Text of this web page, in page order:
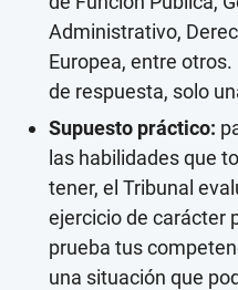
Administrativo,
Europea, entre
de respuesta, solo
Supuesto práctico:
las habilidades que
tener, el Tribunal
ejercicio de carácter
prueba tus
una situación que